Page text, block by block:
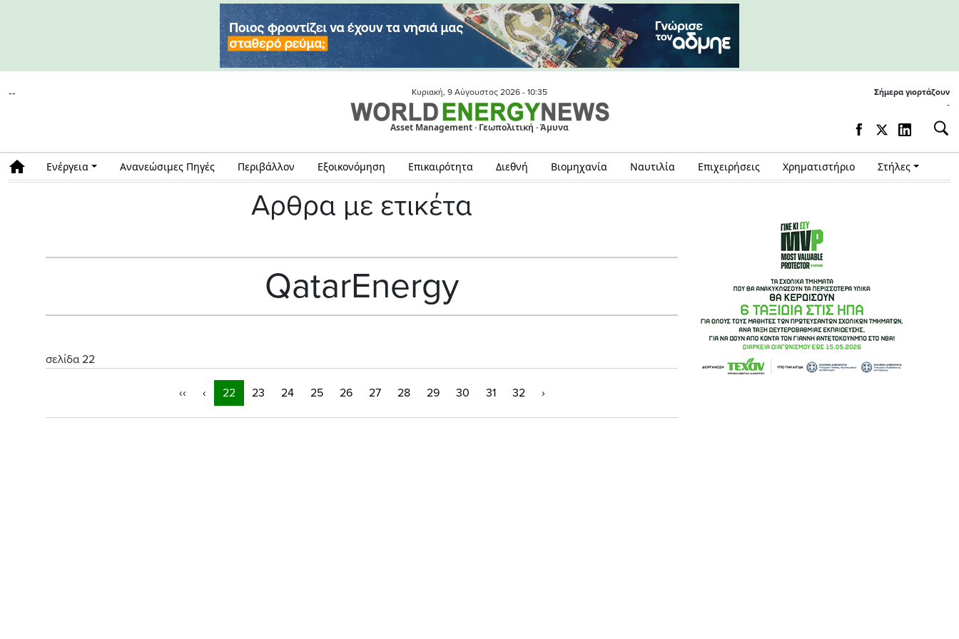
-- Κυριακή, 9 Αύγουστος 2026 - 10:35
Asset Management · Γεωπολιτική · Άμυνα
Σήμερα γιορτάζουν
-
Ενέργεια Ανανεώσιμες Πηγές Περιβάλλον Εξοικονόμηση Επικαιρότητα Διεθνή Βιομηχανία Ναυτιλία Επιχειρήσεις Χρηματιστήριο Στήλες
Αρθρα με ετικέτα
QatarEnergy
σελίδα 22
‹‹ ‹ 22 23 24 25 26 27 28 29 30 31 32 ›